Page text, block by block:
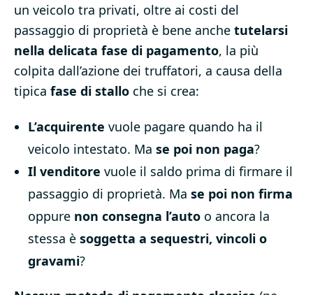
un veicolo tra privati, oltre ai costi del
passaggio di proprietà è bene anche tutelarsi
nella delicata fase di pagamento, la più
colpita dall’azione dei truffatori, a causa della
tipica fase di stallo che si crea:
L’acquirente vuole pagare quando ha il
veicolo intestato. Ma se poi non paga?
Il venditore vuole il saldo prima di firmare il
passaggio di proprietà. Ma se poi non firma
oppure non consegna l’auto o ancora la
stessa è soggetta a sequestri, vincoli o
gravami?